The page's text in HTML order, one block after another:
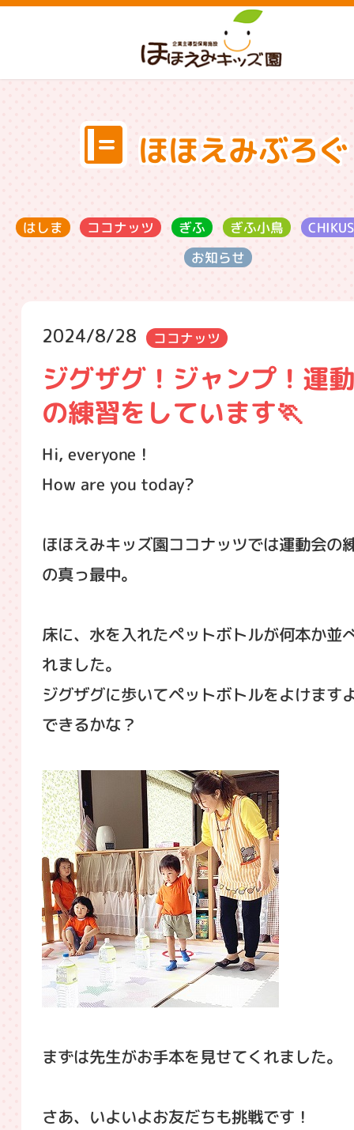
ほほえみぶろぐ
はしま ココナッツ ぎふ ぎふ小鳥
お知らせ
2024/8/28 ココナッツ
ジグザグ！ジャンプ！運
の練習をしています🏃
Hi, everyone！
How are you today?
ほほえみキッズ園ココナッツでは運動会の
の真っ最中。
床に、水を入れたペットボトルが何本か並
れました。
ジグザグに歩いてペットボトルをよけます
できるかな？
まずは先生がお手本を見せてくれました。
さあ、いよいよお友だちも挑戦です！